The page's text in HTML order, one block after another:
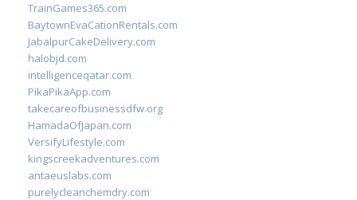
TrainGames365.com
BaytownEvaCationRentals.com
JabalpurCakeDelivery.com
halobjd.com
intelligenceqatar.com
PikaPikaApp.com
takecareofbusinessdfw.org
HamadaOfJapan.com
VersifyLifestyle.com
kingscreekadventures.com
antaeuslabs.com
purelycleanchemdry.com